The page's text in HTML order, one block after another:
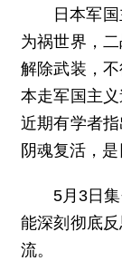
日本军
为祸世界，
解除武装，
本走军国主
近期有学者
阴魂复活，
5月3日
能深刻彻底
流。